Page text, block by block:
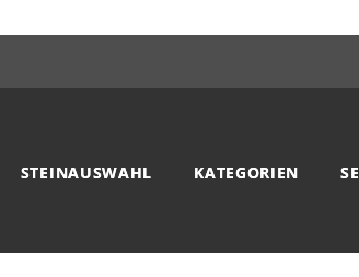
STEINAUSWAHL KATEGORIEN